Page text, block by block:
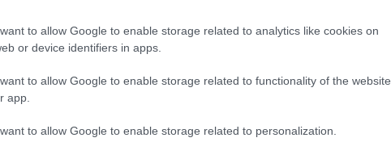
to allow Google to enable storage related to analytics like cookies on
or device identifiers in apps.
to allow Google to enable storage related to functionality of the website
app.
to allow Google to enable storage related to personalization.